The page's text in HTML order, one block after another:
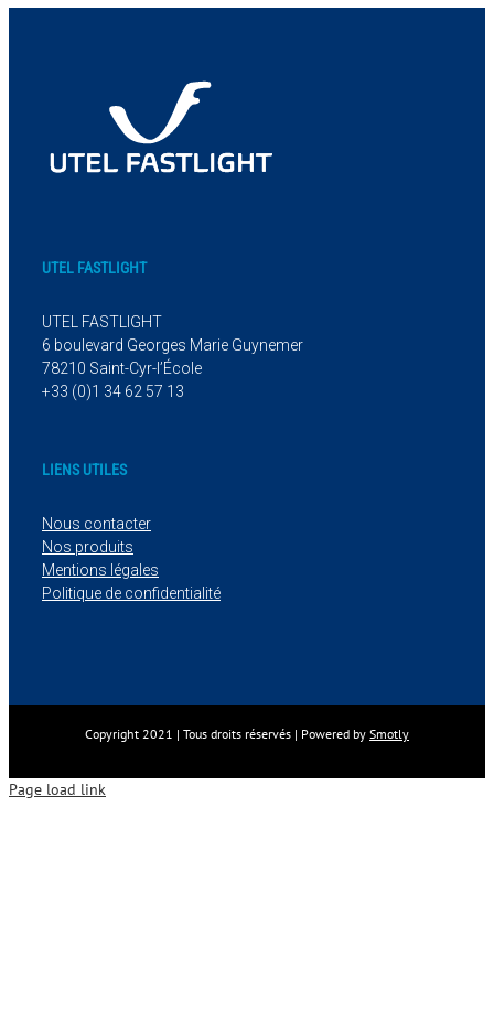
UTEL FASTLIGHT
UTEL FASTLIGHT
6 boulevard Georges Marie Guynemer
78210 Saint-Cyr-l’École
+33 (0)1 34 62 57 13
LIENS UTILES
Nous contacter
Nos produits
Mentions légales
Politique de confidentialité
Copyright 2021 | Tous droits réservés | Powered by Smotly
Page load link